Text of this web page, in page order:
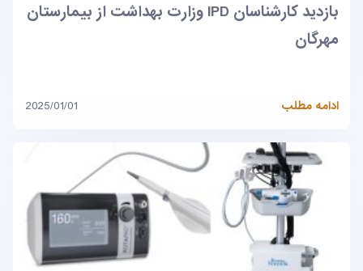
بازدید کارشناسان IPD وزارت بهداشت از بیمارستان
مهرگان
ادامه مطلب 2025/01/01